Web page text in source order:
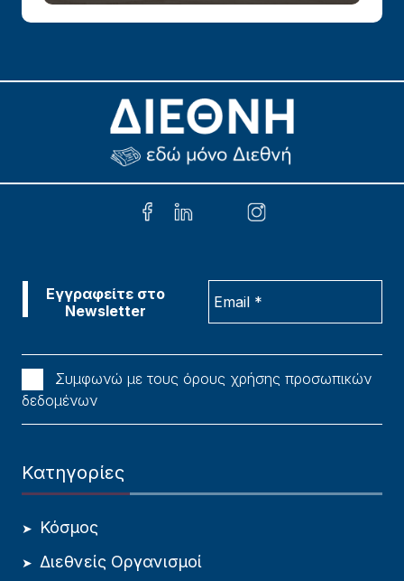
Συμφωνώ με τους όρους χρήσης προσωπικών
δεδομένων
Κατηγορίες
Κόσμος
Διεθνείς Οργανισμοί